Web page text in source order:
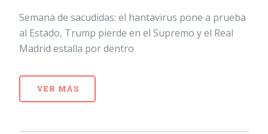
Semana de sacudidas: el hantavirus pone a prueba
al Estado, Trump pierde en el Supremo y el Real
Madrid estalla por dentro
VER MÁS